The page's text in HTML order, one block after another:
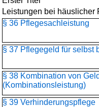
Leistungen bei häuslicher
§ 36 Pflegesachleistung
§ 37 Pflegegeld für selbst
§ 38 Kombination von
(Kombinationsleistung)
§ 39 Verhinderungspflege